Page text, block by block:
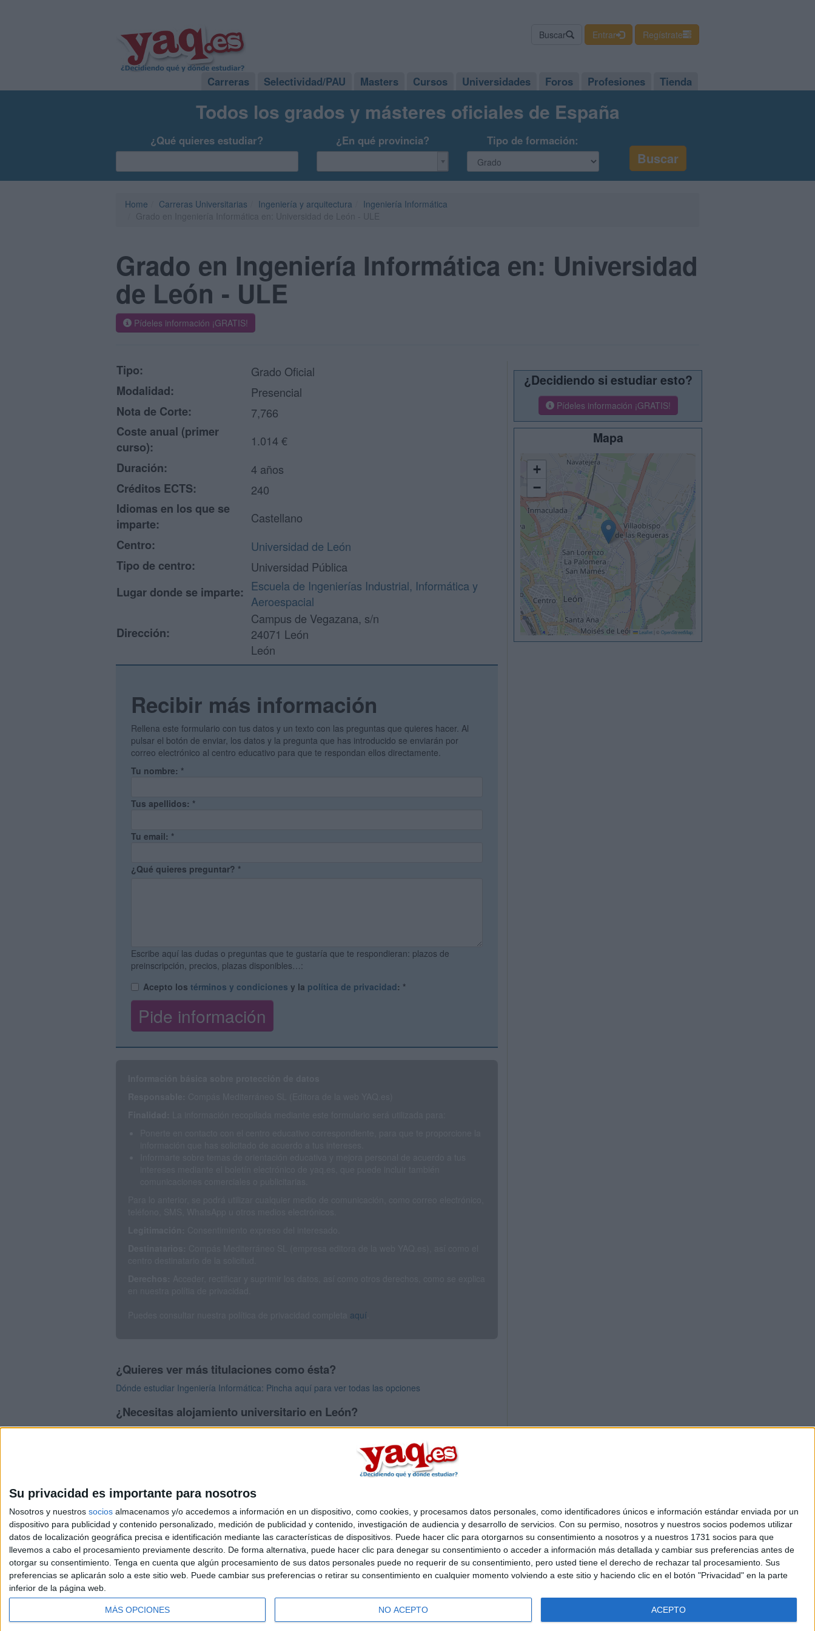
Su privacidad es importante para nosotros
Nosotros y nuestros socios almacenamos y/o accedemos a información en un dispositivo, como cookies, y procesamos datos personales, como identificadores únicos e información estándar enviada por un
dispositivo para publicidad y contenido personalizado, medición de publicidad y contenido, investigación de audiencia y desarrollo de servicios. Con su permiso, nosotros y nuestros socios podemos utilizar
datos de localización geográfica precisa e identificación mediante las características de dispositivos. Puede hacer clic para otorgarnos su consentimiento a nosotros y a nuestros 1731 socios para que
llevemos a cabo el procesamiento previamente descrito. De forma alternativa, puede hacer clic para denegar su consentimiento o acceder a información más detallada y cambiar sus preferencias antes de
otorgar su consentimiento. Tenga en cuenta que algún procesamiento de sus datos personales puede no requerir de su consentimiento, pero usted tiene el derecho de rechazar tal procesamiento. Sus
preferencias se aplicarán solo a este sitio web. Puede cambiar sus preferencias o retirar su consentimiento en cualquier momento volviendo a este sitio y haciendo clic en el botón "Privacidad" en la parte
inferior de la página web.
MÁS OPCIONES NO ACEPTO ACEPTO
Buscar Entrar Regístrate
Carreras Selectividad/PAU Masters Cursos Universidades Foros Profesiones Tienda
Todos los grados y másteres oficiales de España
¿Qué quieres estudiar? ¿En qué provincia? Tipo de formación:
Home Carreras Universitarias Ingeniería y arquitectura
Ingeniería Informática
Grado en Ingeniería Informática en: Universidad
de León - ULE
Pídeles información ¡GRATIS!
Tipo:
Grado Oficial
Modalidad:
Presencial
Nota de Corte:
7,766
Coste anual (primer
curso):
1.014 €
Duración:
4 años
Créditos ECTS:
240
Idiomas en los que se
imparte:
Castellano
Centro:
Universidad de León
Tipo de centro:
Universidad Pública
Lugar donde se imparte:
Escuela de Ingenierías Industrial, Informática y
Aeroespacial
Dirección:
Campus de Vegazana, s/n
24071 León
León
Recibir más información
Rellena este formulario con tus datos y un texto con las preguntas que quieres hacer. Al
pulsar el botón de enviar, los datos y la pregunta que has introducido se enviarán por
correo electrónico al centro educativo para que te respondan ellos directamente.
Tu nombre: *
Tus apellidos: *
Tu email: *
¿Qué quieres preguntar? *
Escribe aquí las dudas o preguntas que te gustaría que te respondieran: plazos de
preinscripción, precios, plazas disponibles…:
Acepto los términos y condiciones y la política de privacidad: *
aquí
¿Quieres ver más titulaciones como ésta?
Dónde estudiar Ingeniería Informática: Pincha aquí para ver todas las opciones
¿Necesitas alojamiento universitario en León?
>> Residencias de estudiantes y colegios mayores en León
¿Decidiendo si estudiar esto?
Pídeles información ¡GRATIS!
Mapa
+
−
Leaflet © OpenStreetMap
Quiénes somos|Contactar|Anúnciate
Aviso legal|Politica de privacidad|Condiciones generales|Política de cookies
© 2003-2026Compás Mediterráneo S.L.- Diego de León 47 - 28006 Madrid [ESPAÑA] - Tel. +34 91 593 2767